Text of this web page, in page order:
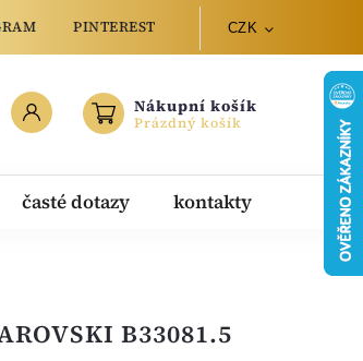
PINTEREST CZK
Nákupní košík
Prázdný košík
časté dotazy kontakty
B33081.5